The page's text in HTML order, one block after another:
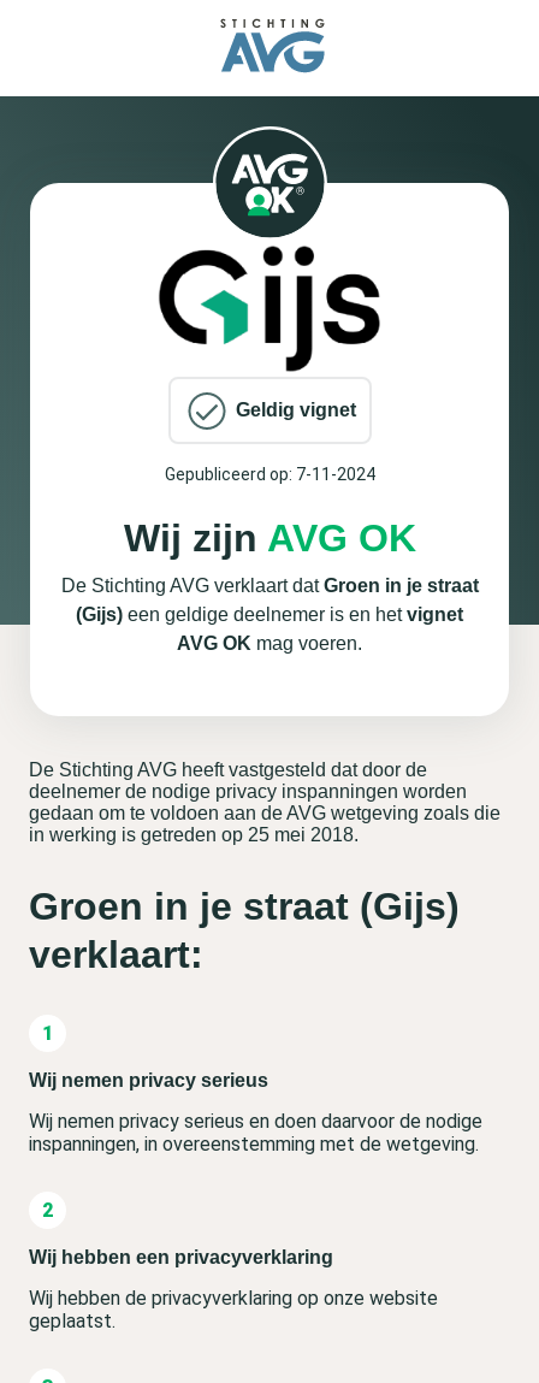
Geldig vignet
Gepubliceerd op: 7-11-2024
Wij zijn AVG OK
De Stichting AVG verklaart datGroen in je straat
(Gijs) een geldige deelnemer is en hetvignet
AVG OK mag voeren.
De Stichting AVG heeft vastgesteld dat door de
deelnemer de nodige privacy inspanningen worden
gedaan om te voldoen aan de AVG wetgeving zoals die
in werking is getreden op 25 mei 2018.
Groen in je straat (Gijs)
verklaart:
Wij nemen privacy serieus
Wij nemen privacy serieus en doen daarvoor de nodige
inspanningen, in overeenstemming met de wetgeving.
Wij hebben een privacyverklaring
Wij hebben de privacyverklaring op onze website
geplaatst.